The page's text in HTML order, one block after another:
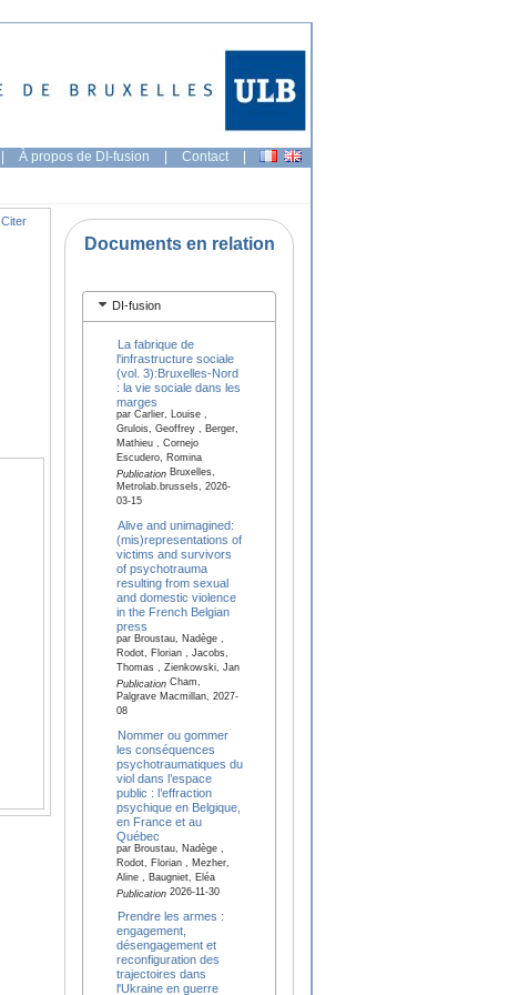
| À propos de DI-fusion | Contact |
Citer
Documents en relation
DI-fusion
La fabrique de
l'infrastructure sociale
(vol. 3):Bruxelles-Nord
: la vie sociale dans les
marges
par Carlier, Louise ,
Grulois, Geoffrey , Berger,
Mathieu , Cornejo
Escudero, Romina
PublicationBruxelles,
Metrolab.brussels, 2026-
03-15
Alive and unimagined:
(mis)representations of
victims and survivors
of psychotrauma
resulting from sexual
and domestic violence
in the French Belgian
press
par Broustau, Nadège ,
Rodot, Florian , Jacobs,
Thomas , Zienkowski, Jan
PublicationCham,
Palgrave Macmillan, 2027-
08
Nommer ou gommer
les conséquences
psychotraumatiques du
viol dans l’espace
public : l’effraction
psychique en Belgique,
en France et au
Québec
par Broustau, Nadège ,
Rodot, Florian , Mezher,
Aline , Baugniet, Eléa
Publication2026-11-30
Prendre les armes :
engagement,
désengagement et
reconfiguration des
trajectoires dans
l'Ukraine en guerre